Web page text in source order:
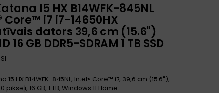
15 HX B14WFK-845NL
Core™ i7 i7-14650HX
dators 39,6 cm (15.6")
16 GB DDR5-SDRAM 1 TB SSD
15 HX B14WFK-845NL, Intel® Core™ i7, 39,6 cm (15.6"),
pikseļi, 16 GB, 1 TB, Windows 11 Home